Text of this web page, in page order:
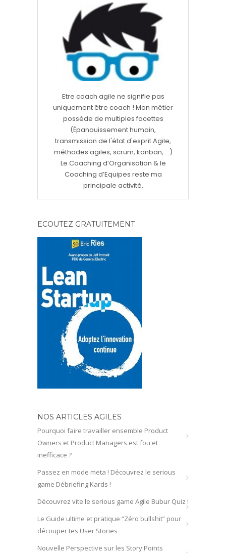
Etre coach agile ne signifie pas
uniquement être coach ! Mon métier
possède de multiples facettes
(Épanouissement humain,
transmission de l'état d'esprit Agile,
méthodes agiles, scrum, kanban, ...)
Le Coaching d’Organisation & le
Coaching d’Equipes reste ma
principale activité.
ECOUTEZ GRATUITEMENT
NOS ARTICLES AGILES
Pourquoi faire travailler ensemble Product
Owners et Product Managers est fou et
inefficace ?
Passez en mode meta ! Découvrez le serious
game Débriefing Kards !
Découvrez vite le serious game Agile Bubur Quiz !
Le Guide ultime et pratique “Zéro bullshit” pour
découper tes User Stories
Nouvelle Perspective sur les Story Points